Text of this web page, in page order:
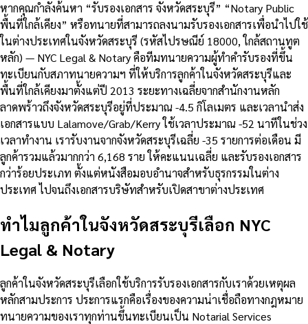
หากคุณกำลังค้นหา “รับรองเอกสาร จังหวัดสระบุรี” “Notary Public
พื้นที่ใกล้เคียง” หรือทนายที่สามารถลงนามรับรองเอกสารเพื่อนำไปใช้
ในต่างประเทศในจังหวัดสระบุรี (รหัสไปรษณีย์ 18000, ใกล้สถานทูต
หลัก) — NYC Legal & Notary คือทีมทนายความผู้ทำคำรับรองที่ขึ้น
ทะเบียนกับสภาทนายความฯ ที่ให้บริการลูกค้าในจังหวัดสระบุรีและ
พื้นที่ใกล้เคียงมาตั้งแต่ปี 2013 ระยะทางเฉลี่ยจากสำนักงานหลัก
ลาดพร้าวถึงจังหวัดสระบุรีอยู่ที่ประมาณ -4.5 กิโลเมตร และเวลานำส่ง
เอกสารแบบ Lalamove/Grab/Kerry ใช้เวลาประมาณ -52 นาทีในช่วง
เวลาทำงาน เรารับงานจากจังหวัดสระบุรีเฉลี่ย -35 รายการต่อเดือน มี
ลูกค้ารวมแล้วมากกว่า 6,168 ราย ให้คะแนนเฉลี่ย และรับรองเอกสาร
กว่าร้อยประเภท ตั้งแต่หนังสือมอบอำนาจสำหรับธุรกรรมในต่าง
ประเทศ ไปจนถึงเอกสารบริษัทสำหรับเปิดสาขาต่างประเทศ
ทำไมลูกค้าในจังหวัดสระบุรีเลือก NYC
Legal & Notary
ลูกค้าในจังหวัดสระบุรีเลือกใช้บริการรับรองเอกสารกับเราด้วยเหตุผล
หลักสามประการ ประการแรกคือเรื่องของความน่าเชื่อถือทางกฎหมาย
ทนายความของเราทุกท่านขึ้นทะเบียนเป็น Notarial Services